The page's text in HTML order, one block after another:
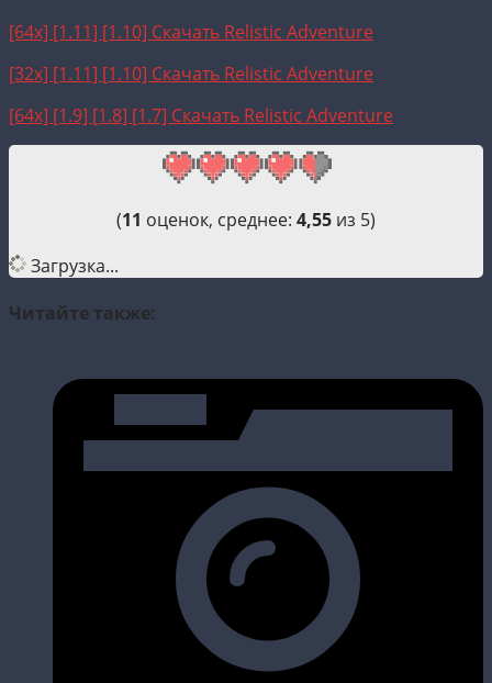
[64x] [1.11] [1.10] Скачать Relistic Adventure
[32x] [1.11] [1.10] Скачать Relistic Adventure
[64x] [1.9] [1.8] [1.7] Скачать Relistic Adventure
(11 оценок, среднее: 4,55 из 5)
Загрузка...
Читайте также: